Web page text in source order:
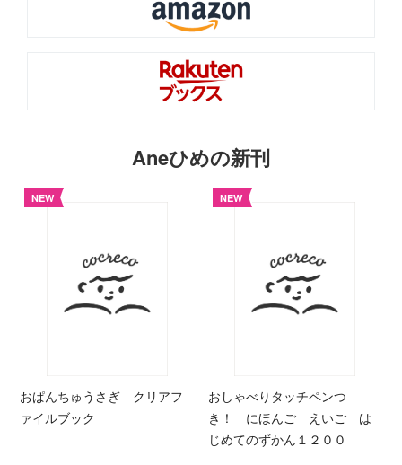
Aneひめの新刊
NEW
おぱんちゅうさぎ クリアフ
ァイルブック
NEW
おしゃべりタッチペンつ
き！ にほんご えいご は
じめてのずかん１２００